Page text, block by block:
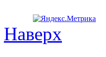
Наверх